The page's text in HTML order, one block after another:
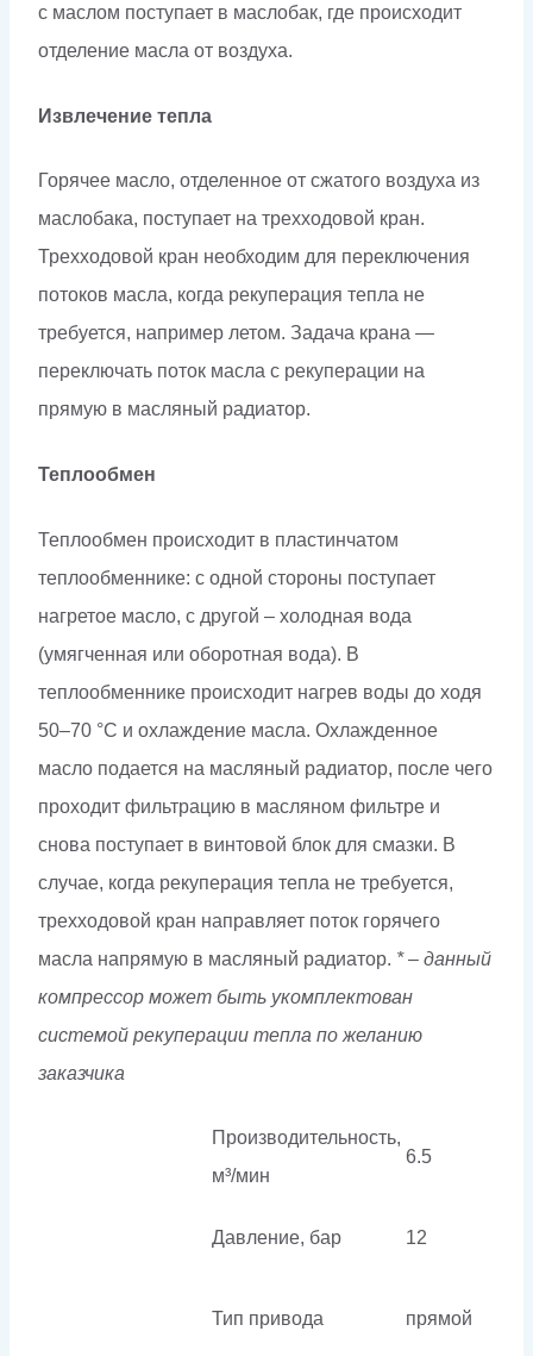
с маслом поступает в маслобак, где происходит
отделение масла от воздуха.
Извлечение тепла
Горячее масло, отделенное от сжатого воздуха из
маслобака, поступает на трехходовой кран.
Трехходовой кран необходим для переключения
потоков масла, когда рекуперация тепла не
требуется, например летом. Задача крана —
переключать поток масла с рекуперации на
прямую в масляный радиатор.
Теплообмен
Теплообмен происходит в пластинчатом
теплообменнике: с одной стороны поступает
нагретое масло, с другой – холодная вода
(умягченная или оборотная вода). В
теплообменнике происходит нагрев воды до ходя
50–70 °С и охлаждение масла. Охлажденное
масло подается на масляный радиатор, после чего
проходит фильтрацию в масляном фильтре и
снова поступает в винтовой блок для смазки. В
случае, когда рекуперация тепла не требуется,
трехходовой кран направляет поток горячего
масла напрямую в масляный радиатор. * – данный
компрессор может быть укомплектован
системой рекуперации тепла по желанию
заказчика
Производительность,
м³/мин
6.5
Давление, бар 12
Тип привода прямой